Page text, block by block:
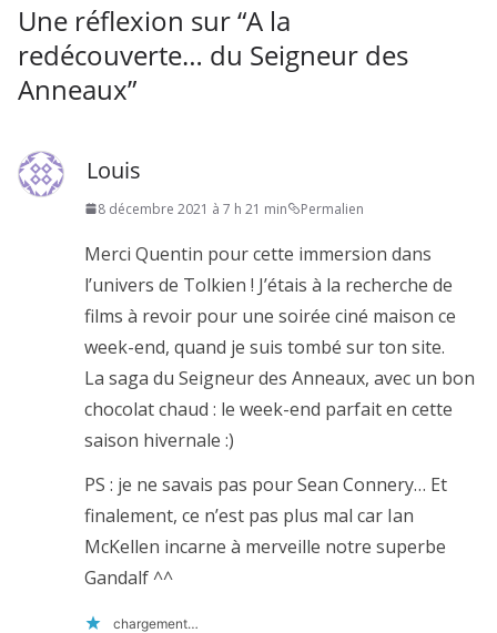
Une réflexion sur “A la
redécouverte… du Seigneur des
Anneaux”
Louis
8 décembre 2021 à 7 h 21 min Permalien
Merci Quentin pour cette immersion dans
l’univers de Tolkien ! J’étais à la recherche de
films à revoir pour une soirée ciné maison ce
week-end, quand je suis tombé sur ton site.
La saga du Seigneur des Anneaux, avec un bon
chocolat chaud : le week-end parfait en cette
saison hivernale :)
PS : je ne savais pas pour Sean Connery… Et
finalement, ce n’est pas plus mal car Ian
McKellen incarne à merveille notre superbe
Gandalf ^^
chargement…